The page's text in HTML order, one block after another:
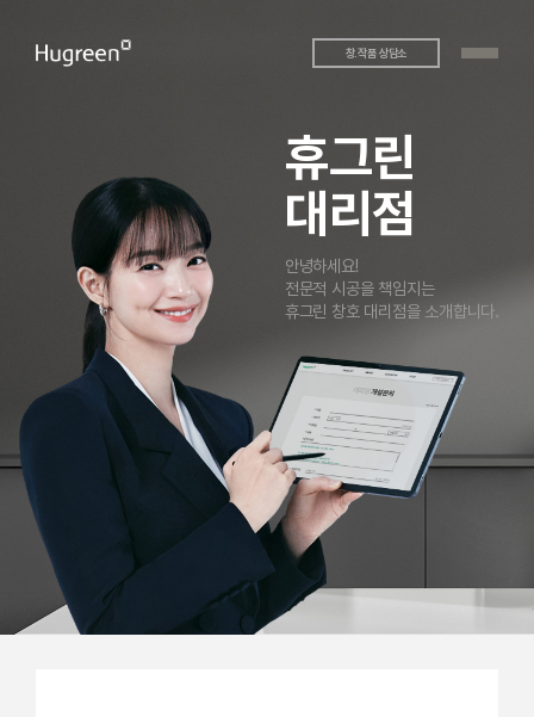
창.작품 상담소
휴그린
대리점
안녕하세요!
전문적 시공을 책임지는
휴그린 창호 대리점을 소개합니다.